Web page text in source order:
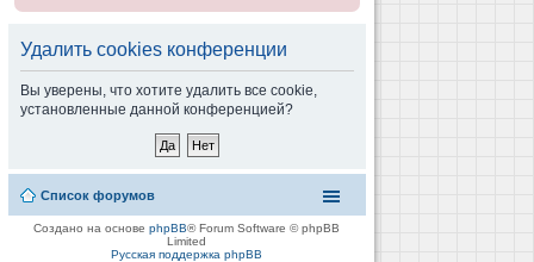
Удалить cookies конференции
Вы уверены, что хотите удалить все cookie,
установленные данной конференцией?
Список форумов
Создано на основеphpBB® Forum Software © phpBB
Limited
Русская поддержка phpBB